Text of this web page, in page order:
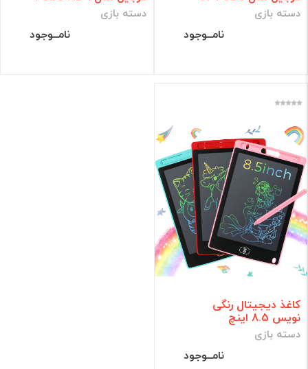
دسته بازی
نامــوجود
دسته بازی
نامــوجود
کاغذ دیجیتال رنگی
نویس 8.5 اینچ
دسته بازی
نامــوجود